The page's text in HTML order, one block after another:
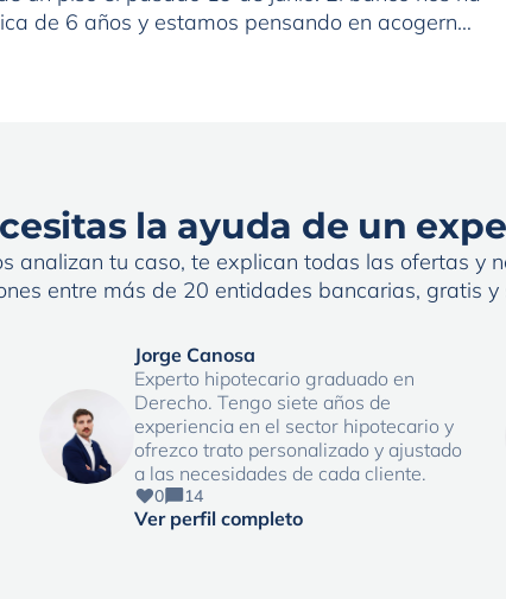
de 6 años y estamos pensando en acogernos
represalias podríamos tener en el futuro con
la ayuda de un
analizan tu caso, te explican todas las ofertas y
entre más de 20 entidades bancarias, gratis y
Jorge Canosa
Experto hipotecario graduado en
Derecho. Tengo siete años de
experiencia en el sector hipotecario y
ofrezco trato personalizado y ajustado
a las necesidades de cada cliente.
0 14
Ver perfil completo